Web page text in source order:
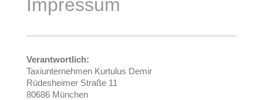
Impressum
Verantwortlich:
Taxiunternehmen Kurtulus Demir
Rüdesheimer Straße 11
80686 München